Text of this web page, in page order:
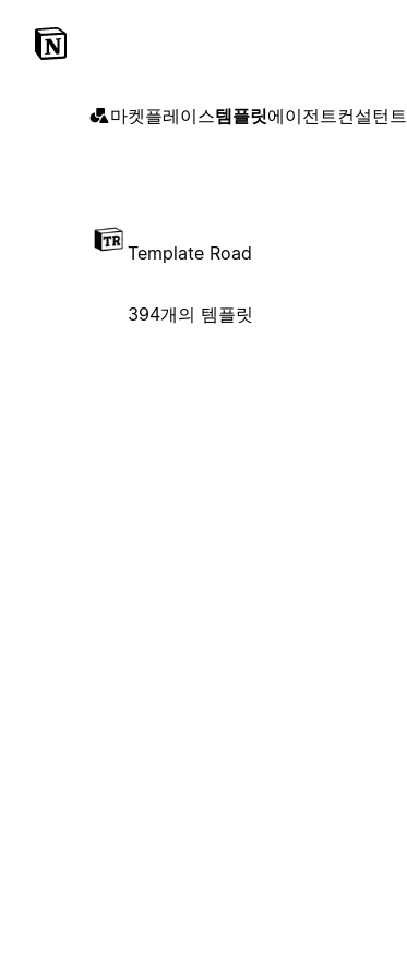
마켓플레이스템플릿에이전트컨설턴트
Template Road
394개의 템플릿